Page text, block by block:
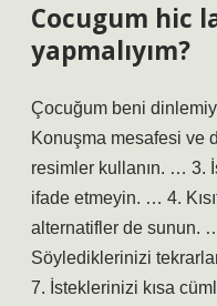
Cocugum hic
yapmalıyım?
Çocuğum beni
Konuşma mesafesi ve
resimler kullanın. … 3.
ifade etmeyin. … 4.
alternatifler de sunun.
Söylediklerinizi
7. İsteklerinizi kısa